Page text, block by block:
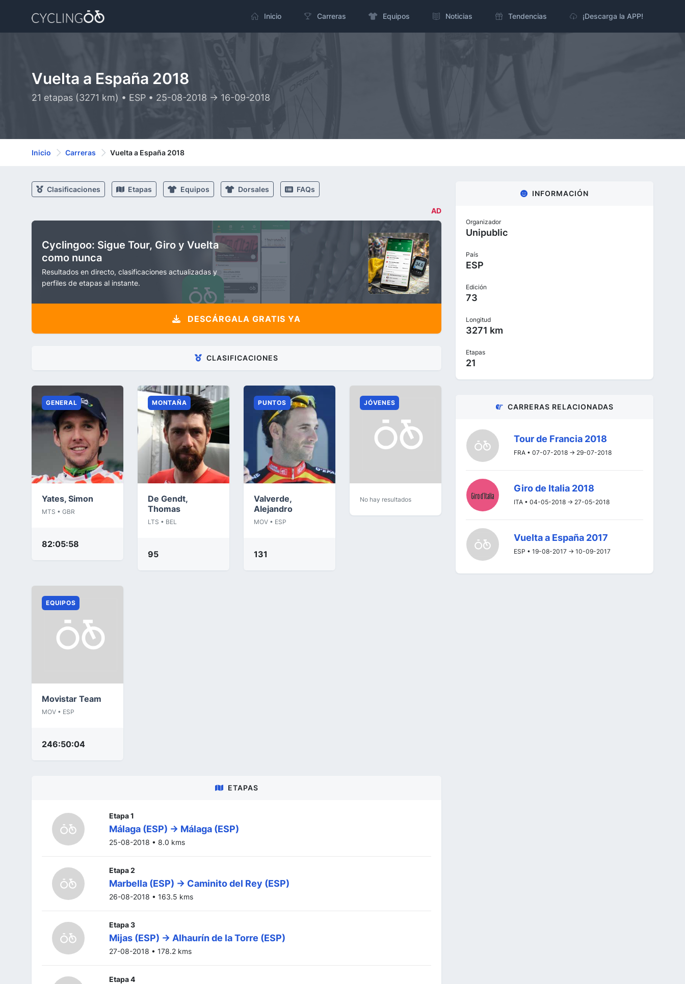
Inicio Carreras Equipos Noticias Tendencias ¡Descarga la APP!
Vuelta a España 2018
21 etapas (3271 km) • ESP • 25-08-2018 -> 16-09-2018
Inicio Carreras Vuelta a España 2018
Clasificaciones Etapas Equipos Dorsales FAQs
AD
Cyclingoo: Sigue Tour, Giro y Vuelta
como nunca
Resultados en directo, clasificaciones actualizadas y
perfiles de etapas al instante.
DESCÁRGALA GRATIS YA
CLASIFICACIONES
GENERAL
Yates, Simon
MTS • GBR
82:05:58
MONTAÑA
De Gendt,
Thomas
LTS • BEL
95
PUNTOS
Valverde,
Alejandro
MOV • ESP
131
JÓVENES
No hay resultados
EQUIPOS
Movistar Team
MOV • ESP
246:50:04
ETAPAS
Etapa 1
Málaga (ESP) -> Málaga (ESP)
25-08-2018 • 8.0 kms
Etapa 2
Marbella (ESP) -> Caminito del Rey (ESP)
26-08-2018 • 163.5 kms
Etapa 3
Mijas (ESP) -> Alhaurín de la Torre (ESP)
27-08-2018 • 178.2 kms
Etapa 4
INFORMACIÓN
Organizador
Unipublic
País
ESP
Edición
73
Longitud
3271 km
Etapas
21
CARRERAS RELACIONADAS
Tour de Francia 2018
FRA • 07-07-2018 -> 29-07-2018
Giro de Italia 2018
ITA • 04-05-2018 -> 27-05-2018
Vuelta a España 2017
ESP • 19-08-2017 -> 10-09-2017